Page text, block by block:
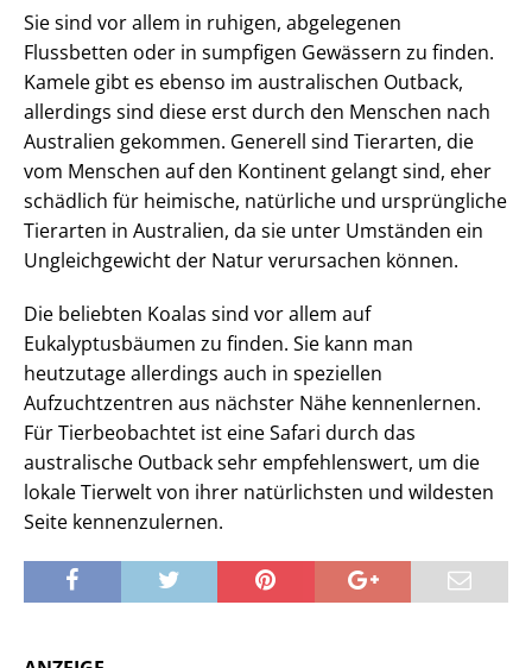
Sie sind vor allem in ruhigen, abgelegenen
Flussbetten oder in sumpfigen Gewässern zu finden.
Kamele gibt es ebenso im australischen Outback,
allerdings sind diese erst durch den Menschen nach
Australien gekommen. Generell sind Tierarten, die
vom Menschen auf den Kontinent gelangt sind, eher
schädlich für heimische, natürliche und ursprüngliche
Tierarten in Australien, da sie unter Umständen ein
Ungleichgewicht der Natur verursachen können.
Die beliebten Koalas sind vor allem auf
Eukalyptusbäumen zu finden. Sie kann man
heutzutage allerdings auch in speziellen
Aufzuchtzentren aus nächster Nähe kennenlernen.
Für Tierbeobachtet ist eine Safari durch das
australische Outback sehr empfehlenswert, um die
lokale Tierwelt von ihrer natürlichsten und wildesten
Seite kennenzulernen.